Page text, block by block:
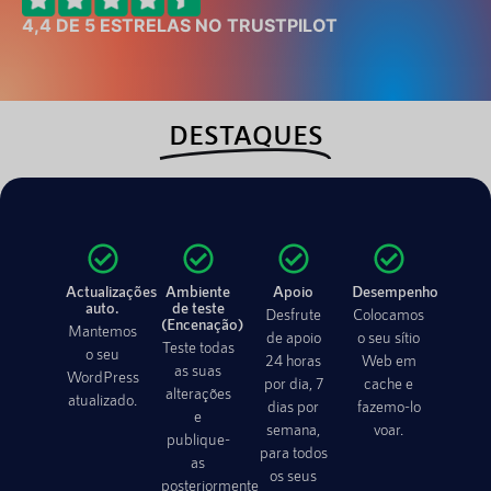
4,4 DE 5 ESTRELAS NO TRUSTPILOT
Actualizações
auto.
Mantemos
o seu
WordPress
atualizado.
Ambiente
de teste
(Encenação)
Teste todas
as suas
alterações
e
publique-
as
posteriormente
Apoio
Desfrute
de apoio
24 horas
por dia, 7
dias por
semana,
para todos
os seus
Desempenho
Colocamos
o seu sítio
Web em
cache e
fazemo-lo
voar.
DESTAQUES